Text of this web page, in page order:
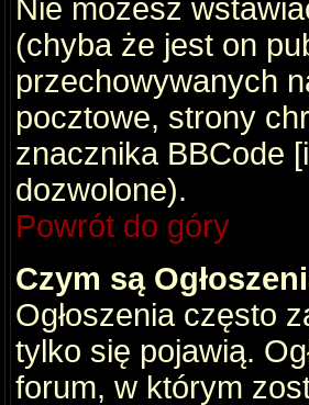
Nie możesz
(chyba że jest on
przechowywanych
pocztowe, strony
znacznika BBCode
dozwolone).
Powrót do góry
Czym są
Ogłoszenia często
tylko się pojawią.
forum, w którym